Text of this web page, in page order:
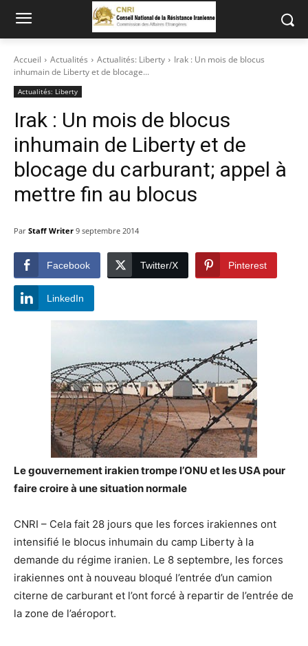
Accueil Actualités Actualités: Liberty
Irak : Un mois de blocus
inhumain de Liberty et de blocage...
Actualités: Liberty
Irak : Un mois de blocus
inhumain de Liberty et de
blocage du carburant; appel à
mettre fin au blocus
Par Staff Writer 9 septembre 2014
Facebook Twitter/X Pinterest
LinkedIn
Le gouvernement irakien trompe l’ONU et les USA pour
faire croire à une situation normale
CNRI – Cela fait 28 jours que les forces irakiennes ont
intensifié le blocus inhumain du camp Liberty à la
demande du régime iranien. Le 8 septembre, les forces
irakiennes ont à nouveau bloqué l’entrée d’un camion
citerne de carburant et l’ont forcé à repartir de l’entrée de
la zone de l’aéroport.